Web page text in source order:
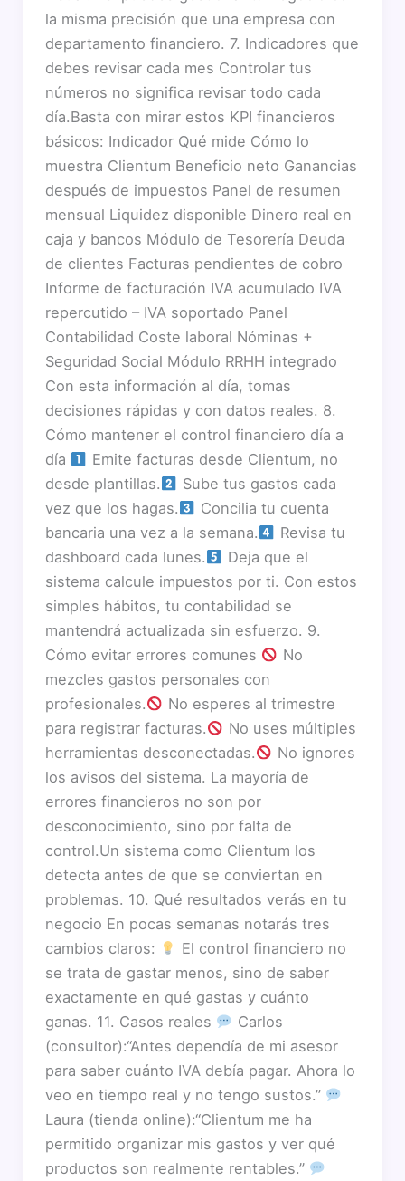
la misma precisión que una empresa con
departamento financiero. 7. Indicadores que
debes revisar cada mes Controlar tus
números no significa revisar todo cada
día.Basta con mirar estos KPI financieros
básicos: Indicador Qué mide Cómo lo
muestra Clientum Beneficio neto Ganancias
después de impuestos Panel de resumen
mensual Liquidez disponible Dinero real en
caja y bancos Módulo de Tesorería Deuda
de clientes Facturas pendientes de cobro
Informe de facturación IVA acumulado IVA
repercutido – IVA soportado Panel
Contabilidad Coste laboral Nóminas +
Seguridad Social Módulo RRHH integrado
Con esta información al día, tomas
decisiones rápidas y con datos reales. 8.
Cómo mantener el control financiero día a
día
Emite facturas desde Clientum, no
desde plantillas.
Sube tus gastos cada
vez que los hagas.
Concilia tu cuenta
bancaria una vez a la semana.
Revisa tu
dashboard cada lunes.
Deja que el
sistema calcule impuestos por ti. Con estos
simples hábitos, tu contabilidad se
mantendrá actualizada sin esfuerzo. 9.
Cómo evitar errores comunes
No
mezcles gastos personales con
profesionales.
No esperes al trimestre
para registrar facturas.
No uses múltiples
herramientas desconectadas.
No ignores
los avisos del sistema. La mayoría de
errores financieros no son por
desconocimiento, sino por falta de
control.Un sistema como Clientum los
detecta antes de que se conviertan en
problemas. 10. Qué resultados verás en tu
negocio En pocas semanas notarás tres
cambios claros:
El control financiero no
se trata de gastar menos, sino de saber
exactamente en qué gastas y cuánto
ganas. 11. Casos reales
Carlos
(consultor):“Antes dependía de mi asesor
para saber cuánto IVA debía pagar. Ahora lo
veo en tiempo real y no tengo sustos.”
Laura (tienda online):“Clientum me ha
permitido organizar mis gastos y ver qué
productos son realmente rentables.”